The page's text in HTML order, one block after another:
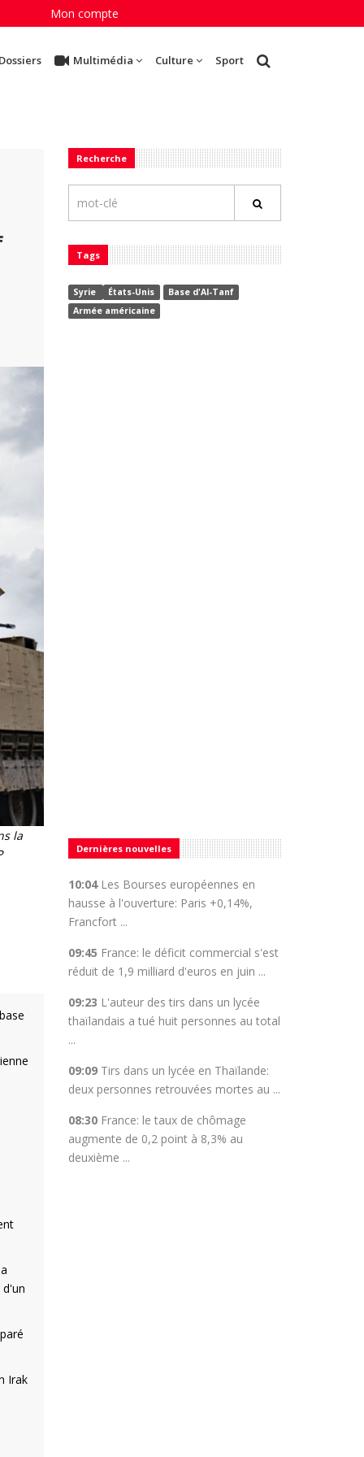
Mon compte
Dossiers Multimédia Culture Sport
la
Irak
Recherche
Tags
Syrie États-Unis
Base d'Al-Tanf
Armée américaine
Dernières nouvelles
10:04 Les Bourses européennes en
hausse à l'ouverture: Paris +0,14%,
Francfort ...
09:45 France: le déficit commercial s'est
réduit de 1,9 milliard d'euros en juin ...
09:23 L'auteur des tirs dans un lycée
thaïlandais a tué huit personnes au total
...
09:09 Tirs dans un lycée en Thaïlande:
deux personnes retrouvées mortes au ...
08:30 France: le taux de chômage
augmente de 0,2 point à 8,3% au
deuxième ...